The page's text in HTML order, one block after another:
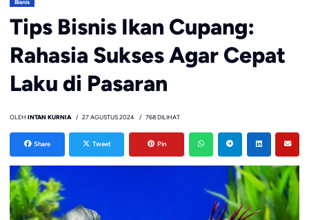
Bisnis
Tips Bisnis Ikan Cupang:
Rahasia Sukses Agar Cepat
Laku di Pasaran
OLEH INTAN KURNIA 27 AGUSTUS 2024 768 DILIHAT
Share Tweet Pin